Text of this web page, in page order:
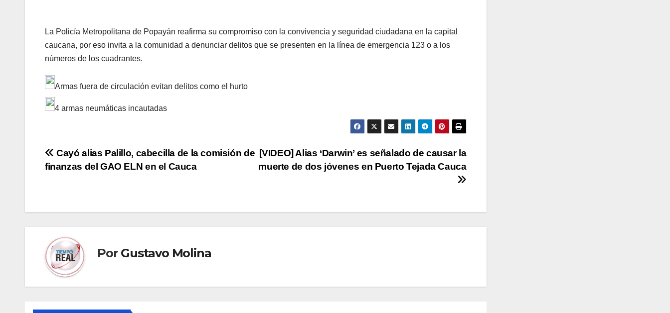
La Policía Metropolitana de Popayán reafirma su compromiso con la convivencia y seguridad ciudadana en la capital
caucana, por eso invita a la comunidad a denunciar delitos que se presenten en la línea de emergencia 123 o a los
números de los cuadrantes.
Armas fuera de circulación evitan delitos como el hurto
4 armas neumáticas incautadas
Navegación
[VIDEO] Alias ‘Darwin’ es señalado de causar la
muerte de dos jóvenes en Puerto Tejada Cauca
Cayó alias Palillo, cabecilla de la comisión de
finanzas del GAO ELN en el Cauca
Por Gustavo Molina